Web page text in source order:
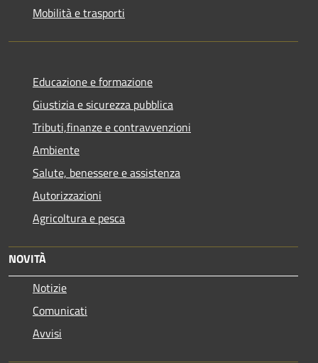
Mobilità e trasporti
Educazione e formazione
Giustizia e sicurezza pubblica
Tributi,finanze e contravvenzioni
Ambiente
Salute, benessere e assistenza
Autorizzazioni
Agricoltura e pesca
NOVITÀ
Notizie
Comunicati
Avvisi